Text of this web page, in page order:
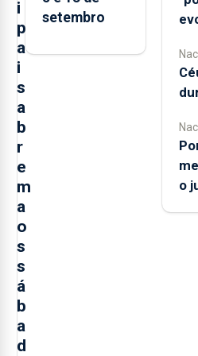
i
p
a
i
s
a
b
r
e
m
a
o
s
s
á
b
a
d
setembro
o